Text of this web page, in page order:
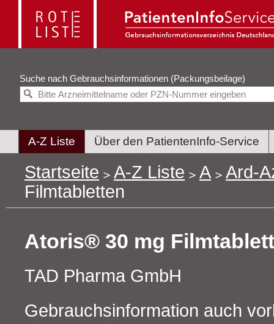
Suche nach Gebrauchsinformationen (Packungsbeilage)
A-Z Liste Über den PatientenInfo-Service
Startseite A-Z Liste A
Ard-
Filmtabletten
Atoris® 30 mg
TAD Pharma GmbH
Gebrauchsinformation auch